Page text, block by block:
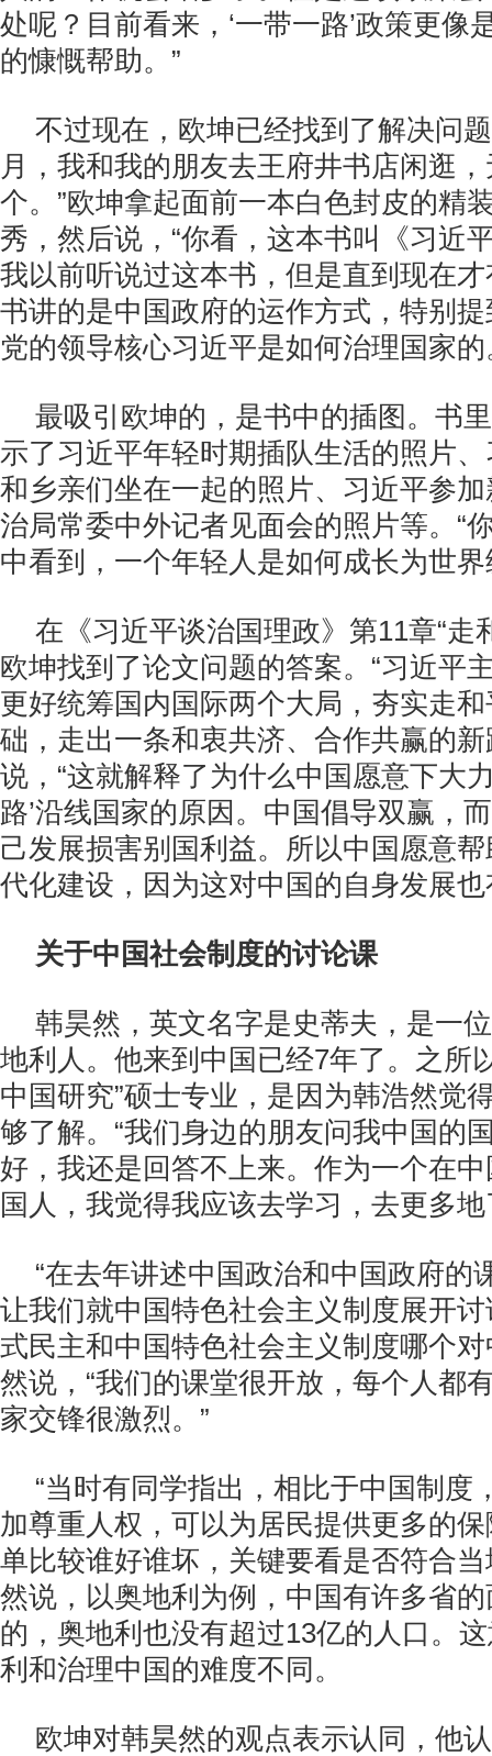
处呢？目前看来，‘一带一路’政策更像
的慷慨帮助。”
不过现在，欧坤已经找到了解决问
月，我和我的朋友去王府井书店闲逛
个。”欧坤拿起面前一本白色封皮的精
秀，然后说，“你看，这本书叫《习近
我以前听说过这本书，但是直到现在
书讲的是中国政府的运作方式，特别
党的领导核心习近平是如何治理国家的
最吸引欧坤的，是书中的插图。书
示了习近平年轻时期插队生活的照片
和乡亲们坐在一起的照片、习近平参
治局常委中外记者见面会的照片等。“
中看到，一个年轻人是如何成长为世界
在《习近平谈治国理政》第11章“走
欧坤找到了论文问题的答案。“习近平
更好统筹国内国际两个大局，夯实走
础，走出一条和衷共济、合作共赢的新
说，“这就解释了为什么中国愿意下大
路’沿线国家的原因。中国倡导双赢，
己发展损害别国利益。所以中国愿意
代化建设，因为这对中国的自身发展也
关于中国社会制度的讨论课
韩昊然，英文名字是史蒂夫，是一
地利人。他来到中国已经7年了。之所
中国研究”硕士专业，是因为韩浩然觉
够了解。“我们身边的朋友问我中国的
好，我还是回答不上来。作为一个在
国人，我觉得我应该去学习，去更多
“在去年讲述中国政治和中国政府的
让我们就中国特色社会主义制度展开
式民主和中国特色社会主义制度哪个
然说，“我们的课堂很开放，每个人都
家交锋很激烈。”
“当时有同学指出，相比于中国制度
加尊重人权，可以为居民提供更多的
单比较谁好谁坏，关键要看是否符合
然说，以奥地利为例，中国有许多省
的，奥地利也没有超过13亿的人口。
利和治理中国的难度不同。
欧坤对韩昊然的观点表示认同，他